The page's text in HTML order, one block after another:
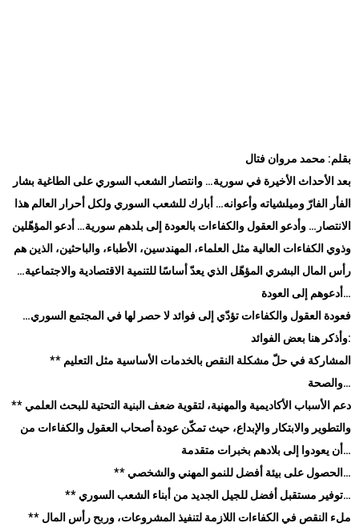
بقلم: محمد مروان فتال
بعد الأحداث الأخيرة في سورية… وانتصار الشعب السوري على الطاغية بشار
الفأر الفارّ وميلشياته وأعوانه… أبارك للشعب السوري ولكل أحرار العالم هذا
الانتصار… وأدعو العقول والكفاءات بالعودة إلى بلدهم سورية… أدعو المؤهّلين
وذوي الكفاءات العالية مثل العلماء، المهندسين، الأطباء، والباحثين، الذين هم
رأس المال البشري المؤهّل الذي يعدّ أساسًا للتنمية الاقتصادية والاجتماعية…
أدعوهم إلى العودة…
فعودة العقول والكفاءات تؤدّي إلى فوائد لا حصر لها في المجتمع السوري…
وأذكر هنا بعض الفوائد:
** المشاركة في حلّ مشكلة النقص بالخدمات الأساسية مثل التعليم
والصحة…
** دعم الأسباب الأكاديمية والمهنية، لتقوية ضعف البنية التحتية للبحث العلمي
والتطوير والابتكار والإبداع، حيث تمكّن عودة أصحاب العقول والكفاءات من
أن يعودوا إلى بلادهم بخبرات متقدمة…
** الحصول على بيئة أفضل للنمو المهني والشخصي…
** توفير مستقبل أفضل للجيل الجديد من أبناء الشعب السوري…
** ملء النقص في الكفاءات اللازمة لتنفيذ المشروعات، وربح رأس المال